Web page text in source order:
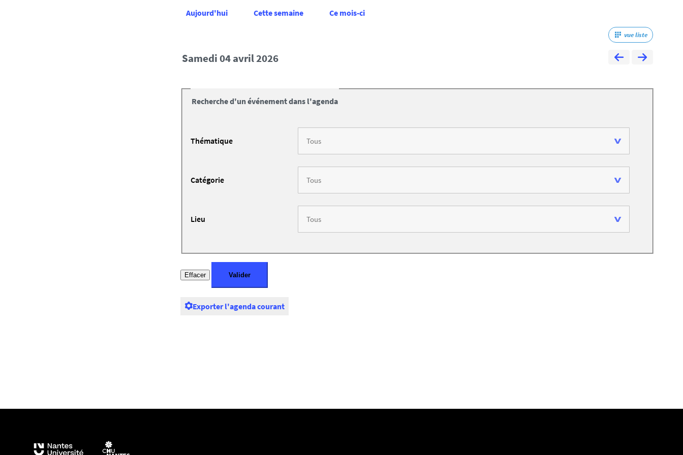
Aujourd'hui Cette semaine Ce mois-ci
vue liste
samedi 04 avril 2026
Recherche d'un événement dans l'agenda
Thématique
Catégorie
Lieu
Exporter l'agenda courant